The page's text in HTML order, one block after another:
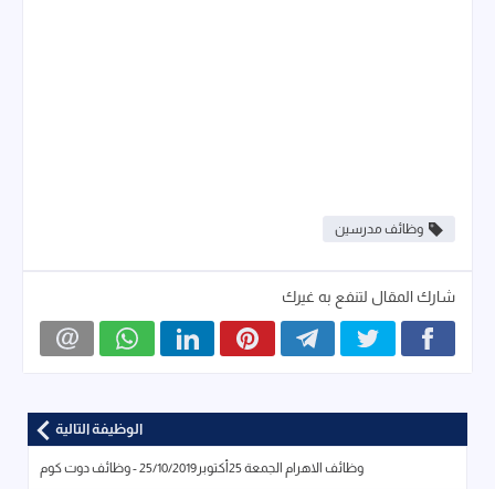
وظائف مدرسين
شارك المقال لتنفع به غيرك
الوظيفة التالية
وظائف الاهرام الجمعة 25أكتوبر25/10/2019 - وظائف دوت كوم